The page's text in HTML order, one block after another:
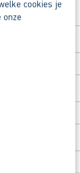
cookies je
onze voor een
aan